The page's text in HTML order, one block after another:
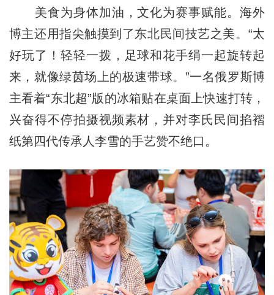
美食为身体加油，文化为赛事赋能。海外
博主还用指尖触摸到了东北民间技艺之美。“太
好玩了！轻轻一拨，足球和花手绢一起旋转起
来，就像绿茵场上的极速带球。”一名俄罗斯博
主看着“东北超”版的冰箱贴在桌面上快速打转，
兴奋得不停拍摄视频素材，并对李氏民间掐褶
纸第四代传承人李雪的手艺赞不绝口。